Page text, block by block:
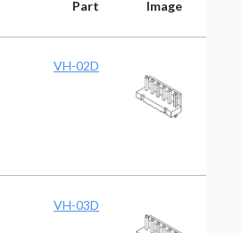
Image
Part Image
Part
VH-02D
VH-03D